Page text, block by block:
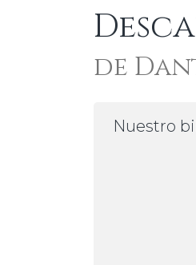
de
Nuestro